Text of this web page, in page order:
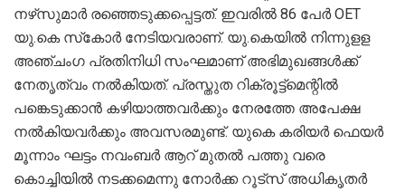
നഴ്‌സുമാർ രഞ്ഞെടുക്കപ്പെട്ടത്. ഇവരിൽ 86 പേർ OET
യു.കെ സ്‌കോർ നേടിയവരാണ്. യു.കെയിൽ നിന്നുളള
അഞ്ചംഗ പ്രതിനിധി സംഘമാണ് അഭിമുഖങ്ങൾക്ക്
നേതൃത്വം നൽകിയത്. പ്രസ്തുത റിക്രൂട്ട്‌മെന്റിൽ
പങ്കെടുക്കാൻ കഴിയാത്തവർക്കും നേരത്തേ അപേക്ഷ
നൽകിയവർക്കും അവസരമുണ്ട്. യുകെ കരിയർ ഫെയർ
മൂന്നാം ഘട്ടം നവംബർ ആറ് മുതൽ പത്തു വരെ
കൊച്ചിയിൽ നടക്കമെന്നു നോർക്ക റൂട്സ് അധികൃതർ